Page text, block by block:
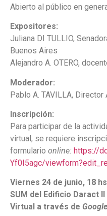
Abierto al público en
Expositores:
Juliana DI TULLIO,
Buenos Aires
Alejandro A. OTERO,
Moderador:
Pablo A. TAVILLA, Director
Inscripción:
Para participar de la
virtual, se requiere
formulario online: https://
Yf0I5agc/
Viernes 24 de junio, 18
SUM del Edificio Daract II
Virtual a través de